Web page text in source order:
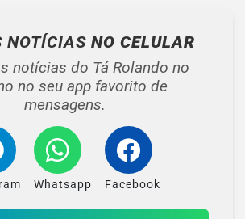
NOTÍCIAS NO CELULAR
notícias do Tá Rolando no
no seu app favorito de
mensagens.
Whatsapp Facebook